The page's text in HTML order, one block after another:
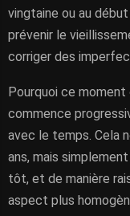
vingtaine ou au
prévenir le
corriger des
Pourquoi ce
commence
avec le temps. Cela
ans, mais
tôt, et de manière
aspect plus